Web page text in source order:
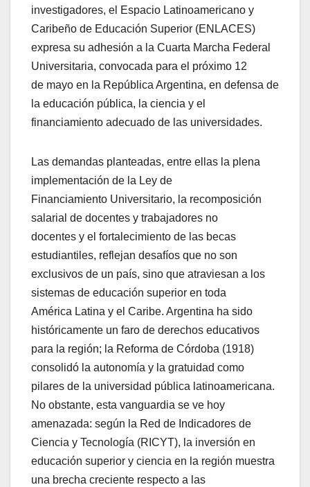
investigadores, el Espacio Latinoamericano y
Caribeño de Educación Superior (ENLACES)
expresa su adhesión a la Cuarta Marcha Federal
Universitaria, convocada para el próximo 12
de mayo en la República Argentina, en defensa de
la educación pública, la ciencia y el
financiamiento adecuado de las universidades.
Las demandas planteadas, entre ellas la plena
implementación de la Ley de
Financiamiento Universitario, la recomposición
salarial de docentes y trabajadores no
docentes y el fortalecimiento de las becas
estudiantiles, reflejan desafíos que no son
exclusivos de un país, sino que atraviesan a los
sistemas de educación superior en toda
América Latina y el Caribe. Argentina ha sido
históricamente un faro de derechos educativos
para la región; la Reforma de Córdoba (1918)
consolidó la autonomía y la gratuidad como
pilares de la universidad pública latinoamericana.
No obstante, esta vanguardia se ve hoy
amenazada: según la Red de Indicadores de
Ciencia y Tecnología (RICYT), la inversión en
educación superior y ciencia en la región muestra
una brecha creciente respecto a las